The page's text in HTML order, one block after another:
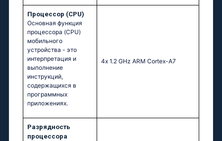
Процессор (CPU)
Основная функция
процессора (CPU)
мобильного
устройства - это
интерпретация и
выполнение
инструкций,
содержащихся в
программных
приложениях.
4х 1.2 GНz АRМ Соrtех-А7
Разрядность
процессора